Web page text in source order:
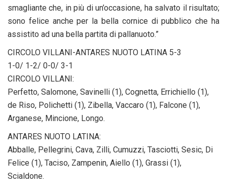
smagliante che, in più di un’occasione, ha salvato il risultato;
sono felice anche per la bella cornice di pubblico che ha
assistito ad una bella partita di pallanuoto.”
CIRCOLO VILLANI-ANTARES NUOTO LATINA 5-3
1-0/ 1-2/ 0-0/ 3-1
CIRCOLO VILLANI:
Perfetto, Salomone, Savinelli (1), Cognetta, Errichiello (1),
de Riso, Polichetti (1), Zibella, Vaccaro (1), Falcone (1),
Arganese, Mincione, Longo.
ANTARES NUOTO LATINA:
Abballe, Pellegrini, Cava, Zilli, Cumuzzi, Tasciotti, Sesic, Di
Felice (1), Taciso, Zampenin, Aiello (1), Grassi (1),
Scialdone.